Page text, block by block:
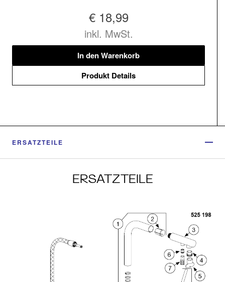
€ 18,99
inkl. MwSt.
In den Warenkorb
Produkt Details
ERSATZTEILE
ERSATZTEILE